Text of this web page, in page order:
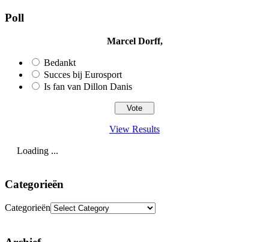
Poll
Marcel Dorff,
Bedankt
Succes bij Eurosport
Is fan van Dillon Danis
View Results
Loading ...
Categorieën
Categorieën